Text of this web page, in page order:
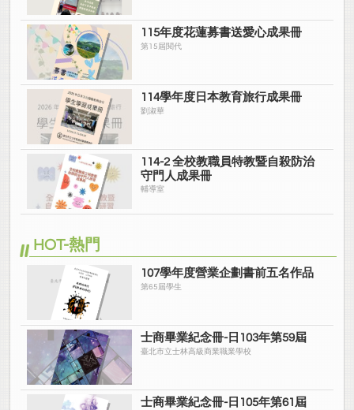
115年度花蓮募書送愛心成果冊
第15屆閱代
114學年度日本教育旅行成果冊
劉淑華
114-2 全校教職員特教暨自殺防治
守門人成果冊
輔導室
HOT-熱門
107學年度營業企劃書前五名作品
第65屆學生
士商畢業紀念冊-日103年第59屆
臺北市立士林高級商業職業學校
士商畢業紀念冊-日105年第61屆